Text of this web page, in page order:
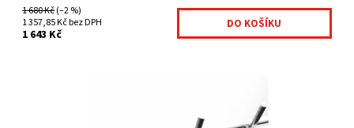
1 680 Kč(–2 %)
1 357,85 Kč bez DPH
1 643 Kč
těžké svařované sítě pozinkované vysoce pevné panely
vertikální ostny vysoké 30 mm na jedné straně velikost...